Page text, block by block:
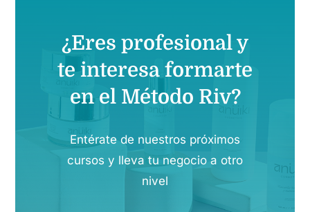
¿Eres profesional y
te interesa formarte
en el Método Riv?
Entérate de nuestros próximos
cursos y lleva tu negocio a otro
nivel